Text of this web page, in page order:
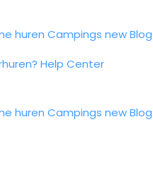
huren Campings newBlog
Help Center
huren Campings newBlog